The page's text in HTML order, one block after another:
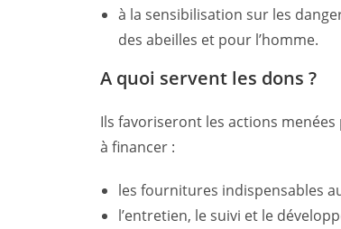
à la sensibilisation sur les
des abeilles et pour l’homme.
A quoi servent les dons ?
Ils favoriseront les actions
à financer :
les fournitures indispensables
l’entretien, le suivi et le